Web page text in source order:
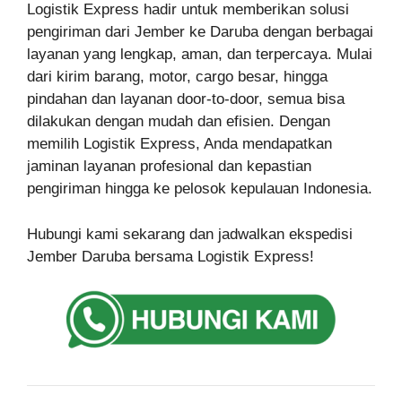
Logistik Express hadir untuk memberikan solusi
pengiriman dari Jember ke Daruba dengan berbagai
layanan yang lengkap, aman, dan terpercaya. Mulai
dari kirim barang, motor, cargo besar, hingga
pindahan dan layanan door-to-door, semua bisa
dilakukan dengan mudah dan efisien. Dengan
memilih Logistik Express, Anda mendapatkan
jaminan layanan profesional dan kepastian
pengiriman hingga ke pelosok kepulauan Indonesia.
Hubungi kami sekarang dan jadwalkan ekspedisi
Jember Daruba bersama Logistik Express!